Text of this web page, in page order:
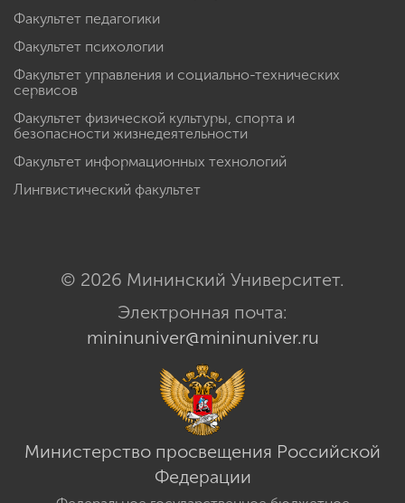
Факультет педагогики
Факультет психологии
Факультет управления и социально-технических
сервисов
Факультет физической культуры, спорта и
безопасности жизнедеятельности
Факультет информационных технологий
Лингвистический факультет
© 2026 Мининский Университет.
Электронная почта:
mininuniver@mininuniver.ru
Министерство просвещения Российской
Федерации